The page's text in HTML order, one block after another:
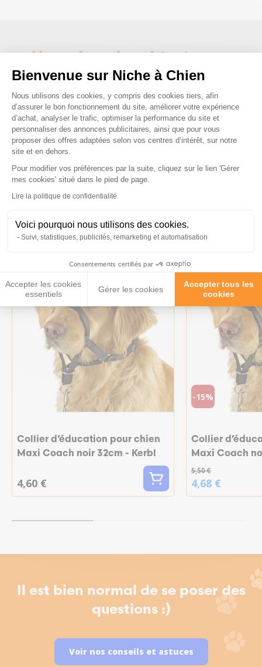
Bienvenue sur Niche à Chien
Plateforme de Gestion du
Nous utilisons des cookies, y compris des cookies tiers, afin
d’assurer le bon fonctionnement du site, améliorer votre expérience
d’achat, analyser le trafic, optimiser la performance du site et
personnaliser des annonces publicitaires, ainsi que pour vous
proposer des offres adaptées selon vos centres d’intérêt, sur notre
site et en dehors.
Pour modifier vos préférences par la suite, cliquez sur le lien 'Gérer
mes cookies' situé dans le pied de page.
Lire la politique de confidentialité
Voici pourquoi nous utilisons des cookies.
Suivi, statistiques, publicités, remarketing et automatisation
Consentements certifiés par
Accepter les cookies
essentiels
Gérer les cookies
Accepter tous les
cookies
Axeptio consent
Nous répondons à toutes vos
questions ;)
Posez-nous vos questions
Ces produits peuvent vous
Collier d’éducation pour chien
Maxi Coach noir 32cm - Kerbl
4,60 €
-15%
Collier
Maxi Coach
5,50 €
4,68 €
Il est bien normal de se poser des
questions :)
Voir nos conseils et astuces